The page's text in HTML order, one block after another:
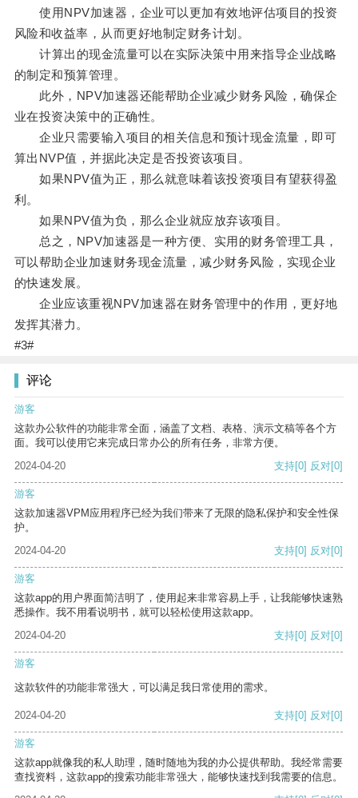
使用NPV加速器，企业可以更加有效地评估项目的投资
风险和收益率，从而更好地制定财务计划。
计算出的现金流量可以在实际决策中用来指导企业战略
的制定和预算管理。
此外，NPV加速器还能帮助企业减少财务风险，确保企
业在投资决策中的正确性。
企业只需要输入项目的相关信息和预计现金流量，即可
算出NVP值，并据此决定是否投资该项目。
如果NPV值为正，那么就意味着该投资项目有望获得盈
利。
如果NPV值为负，那么企业就应放弃该项目。
总之，NPV加速器是一种方便、实用的财务管理工具，
可以帮助企业加速财务现金流量，减少财务风险，实现企业
的快速发展。
企业应该重视NPV加速器在财务管理中的作用，更好地
发挥其潜力。
#3#
评论
游客
这款办公软件的功能非常全面，涵盖了文档、表格、演示文稿等各个方
面。我可以使用它来完成日常办公的所有任务，非常方便。
2024-04-20
支持[0] 反对[0]
游客
这款加速器VPM应用程序已经为我们带来了无限的隐私保护和安全性保
护。
2024-04-20
支持[0] 反对[0]
游客
这款app的用户界面简洁明了，使用起来非常容易上手，让我能够快速熟
悉操作。我不用看说明书，就可以轻松使用这款app。
2024-04-20
支持[0] 反对[0]
游客
这款软件的功能非常强大，可以满足我日常使用的需求。
2024-04-20 支持[0] 反对[0]
游客
这款app就像我的私人助理，随时随地为我的办公提供帮助。我经常需要
查找资料，这款app的搜索功能非常强大，能够快速找到我需要的信息。